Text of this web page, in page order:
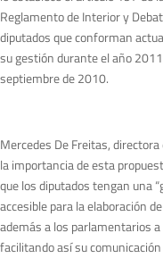
Reglamento de Interior y
diputados que conforman
su gestión durante el año
septiembre de 2010.
Mercedes De Freitas,
la importancia de esta
que los diputados tengan una
accesible para la elaboración
además a los parlamentarios
facilitando así su